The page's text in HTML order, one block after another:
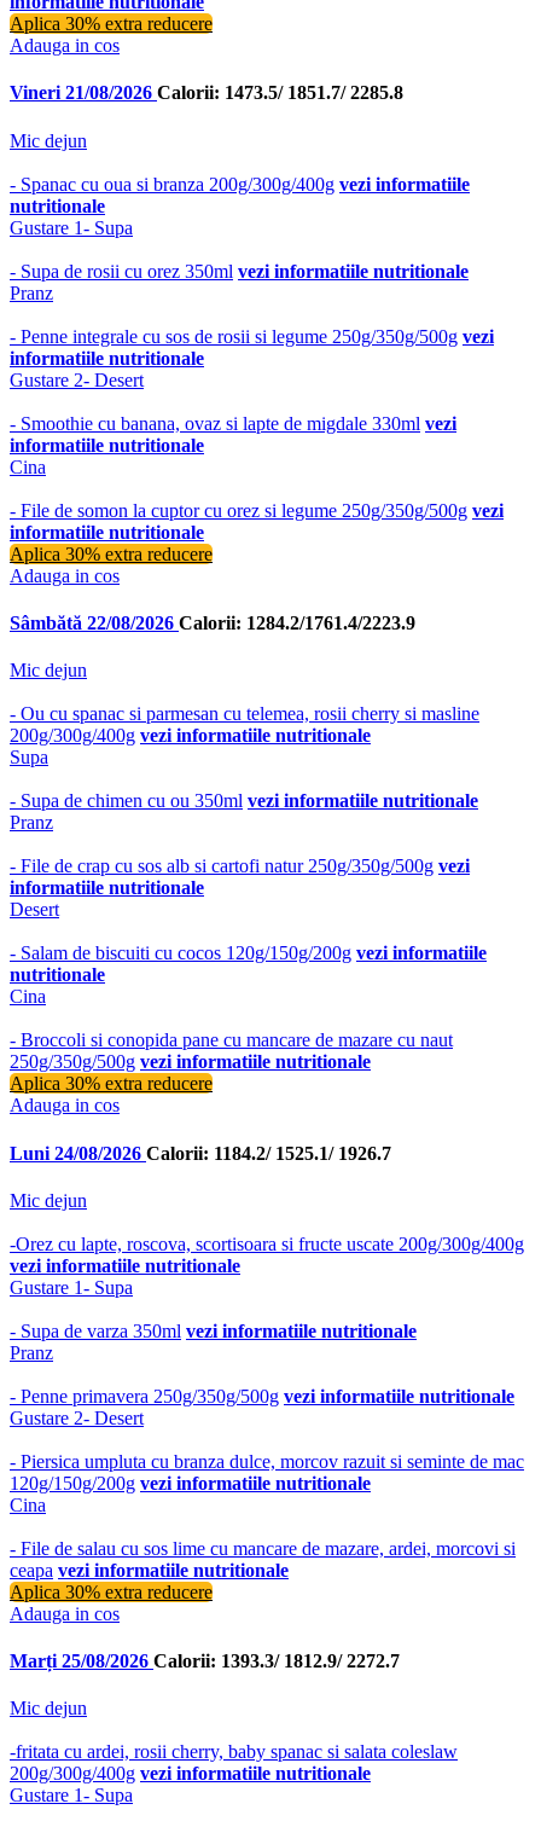
Aplica 30% extra reducere
Adauga in cos
Vineri 21/08/2026 Calorii: 1473.5/ 1851.7/ 2285.8
Mic dejun
- Spanac cu oua si branza 200g/300g/400g vezi informatiile
nutritionale
Gustare 1- Supa
- Supa de rosii cu orez 350ml vezi informatiile nutritionale
Pranz
- Penne integrale cu sos de rosii si legume 250g/350g/500g vezi
informatiile nutritionale
Gustare 2- Desert
- Smoothie cu banana, ovaz si lapte de migdale 330ml vezi
informatiile nutritionale
Cina
- File de somon la cuptor cu orez si legume 250g/350g/500g vezi
informatiile nutritionale
Aplica 30% extra reducere
Adauga in cos
Sâmbătă 22/08/2026 Calorii: 1284.2/1761.4/2223.9
Mic dejun
- Ou cu spanac si parmesan cu telemea, rosii cherry si masline
200g/300g/400g vezi informatiile nutritionale
Supa
- Supa de chimen cu ou 350ml vezi informatiile nutritionale
Pranz
- File de crap cu sos alb si cartofi natur 250g/350g/500g vezi
informatiile nutritionale
Desert
- Salam de biscuiti cu cocos 120g/150g/200g vezi informatiile
nutritionale
Cina
- Broccoli si conopida pane cu mancare de mazare cu naut
250g/350g/500g vezi informatiile nutritionale
Aplica 30% extra reducere
Adauga in cos
Luni 24/08/2026 Calorii: 1184.2/ 1525.1/ 1926.7
Mic dejun
-Orez cu lapte, roscova, scortisoara si fructe uscate 200g/300g/400g
vezi informatiile nutritionale
Gustare 1- Supa
- Supa de varza 350ml vezi informatiile nutritionale
Pranz
- Penne primavera 250g/350g/500g vezi informatiile nutritionale
Gustare 2- Desert
- Piersica umpluta cu branza dulce, morcov razuit si seminte de mac
120g/150g/200g vezi informatiile nutritionale
Cina
- File de salau cu sos lime cu mancare de mazare, ardei, morcovi si
ceapa vezi informatiile nutritionale
Aplica 30% extra reducere
Adauga in cos
Marți 25/08/2026 Calorii: 1393.3/ 1812.9/ 2272.7
Mic dejun
-fritata cu ardei, rosii cherry, baby spanac si salata coleslaw
200g/300g/400g vezi informatiile nutritionale
Gustare 1- Supa